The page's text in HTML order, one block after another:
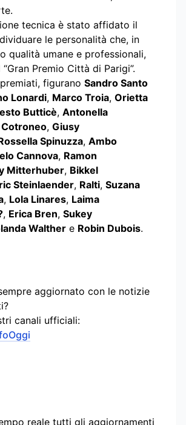
tecnica è stato affidato il
le personalità che, in
qualità umane e professionali,
Premio Città di Parigi”.
figurano Sandro Santo
Lonardi, Marco Troia, Orietta
Butticè, Antonella
, Giusy
Spinuzza, Ambo
Cannova, Ramon
Mitterhuber, Bikkel
Steinlaender, Ralti, Suzana
, Lola Linares, Laima
, Erica Bren, Sukey
Walther e Robin Dubois.
aggiornato con le notizie
canali ufficiali:
reale tutti gli aggiornamenti